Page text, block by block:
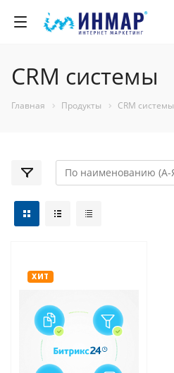
CRM системы
Главная Продукты CRM системы
ХИТ